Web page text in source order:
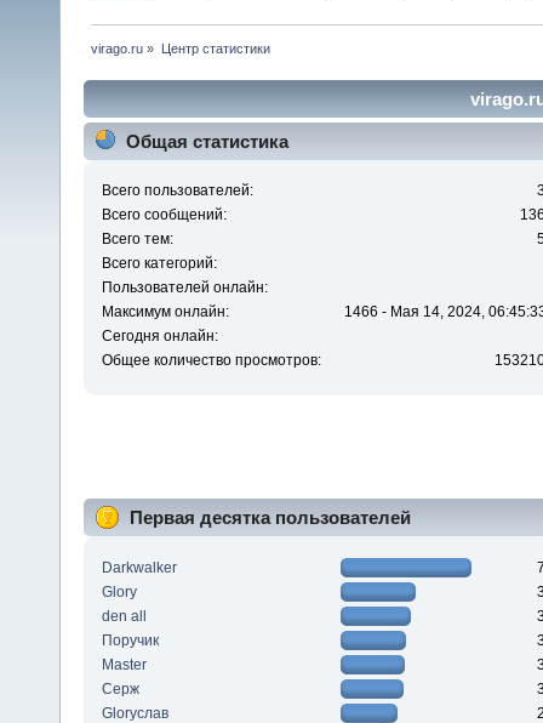
virago.ru » Центр статистики
Общая статистика
Всего пользователей:
Всего сообщений:
Всего тем:
Всего категорий:
Пользователей онлайн:
Максимум онлайн:
1466 - Мая 14, 2024,
Сегодня онлайн:
Общее количество просмотров:
Первая десятка пользователей
Darkwalker
Glory
den all
Поручик
Master
Серж
Gloryслав